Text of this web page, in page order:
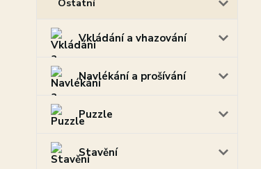
Ostatní
Vkládání a vhazování
Navlékání a prošívání
Puzzle
Stavění